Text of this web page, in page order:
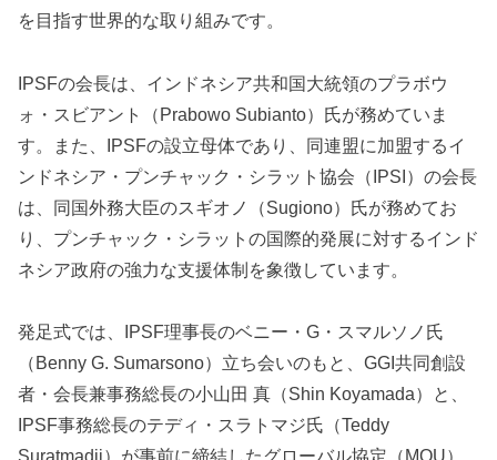
を目指す世界的な取り組みです。
IPSFの会長は、インドネシア共和国大統領のプラボウ
ォ・スビアント（Prabowo Subianto）氏が務めていま
す。また、IPSFの設立母体であり、同連盟に加盟するイ
ンドネシア・プンチャック・シラット協会（IPSI）の会長
は、同国外務大臣のスギオノ（Sugiono）氏が務めてお
り、プンチャック・シラットの国際的発展に対するインド
ネシア政府の強力な支援体制を象徴しています。
発足式では、IPSF理事長のベニー・G・スマルソノ氏
（Benny G. Sumarsono）立ち会いのもと、GGI共同創設
者・会長兼事務総長の小山田 真（Shin Koyamada）と、
IPSF事務総長のテディ・スラトマジ氏（Teddy